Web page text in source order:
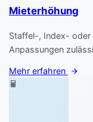
Mieterhöhung
Staffel-, Index- oder
Anpassungen
Mehr erfahren